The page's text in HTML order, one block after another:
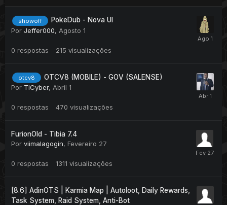
showoff
PokeDub - Nova UI
Por Jeffer000, Agosto 1
0 respostas 215 visualizações
otcv8
OTCV8 (MOBILE) - GOV (SALENSE)
Por TICyber, Abril 1
0 respostas 470 visualizações
FurionOld - Tibia 7.4
Por viimalagogin, Fevereiro 27
0 respostas 1311 visualizações
[8.6] AdinOTS | Karmia Map | Autoloot, Daily Rewards,
Task System, Raid System, Anti-Bot